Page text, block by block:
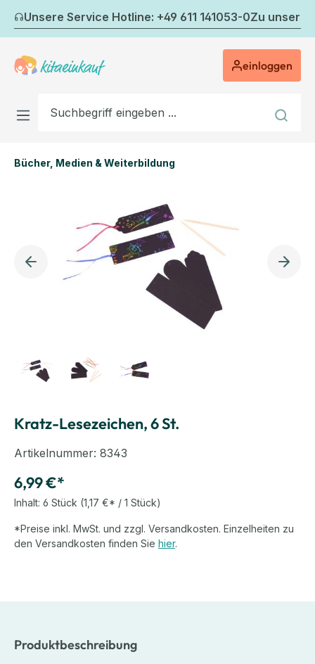
Zum Hauptinhalt springen
Unsere Service Hotline: +49 611 141053-0Zu
einloggen
Bücher, Medien & Weiterbildung
Kratz-Lesezeichen, 6 St.
Artikelnummer: 8343
6,99 €*
Inhalt: 6 Stück (1,17 €* / 1 Stück)
*Preise inkl. MwSt. und zzgl. Versandkosten. Einzelheiten zu
den Versandkosten finden Sie hier.
Produktbeschreibung